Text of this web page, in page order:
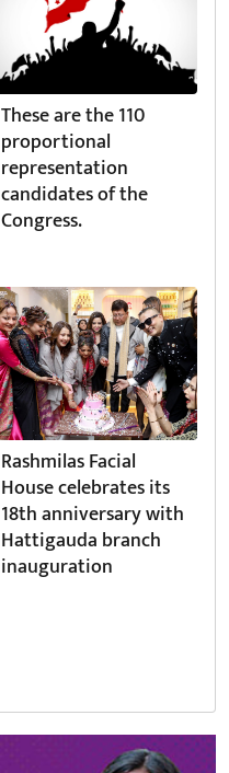
These are the 110
proportional
representation
candidates of the
Congress.
Rashmilas Facial
House celebrates its
18th anniversary with
Hattigauda branch
inauguration